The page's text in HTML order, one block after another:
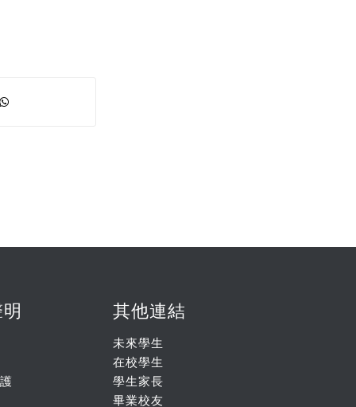
其他連結
未來學生
在校學生
學生家長
畢業校友